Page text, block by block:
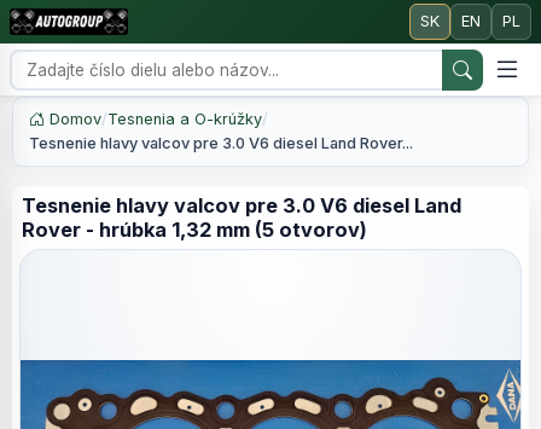
SK EN PL
Domov/Tesnenia a O-krúžky/
Tesnenie hlavy valcov pre 3.0 V6 diesel Land Rover...
Tesnenie hlavy valcov pre 3.0 V6 diesel Land
Rover - hrúbka 1,32 mm (5 otvorov)